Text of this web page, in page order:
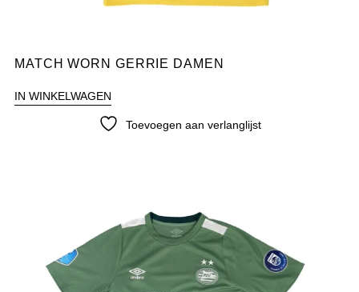
MATCH WORN GERRIE DAMEN
IN WINKELWAGEN
Toevoegen aan verlanglijst